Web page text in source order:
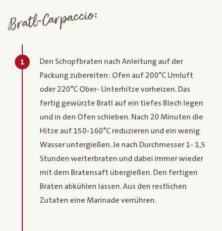
Bratl-Carpaccio:
1
Den Schopfbraten nach Anleitung auf der
Packung zubereiten: Ofen auf 200°C Umluft
oder 220°C Ober- Unterhitze vorheizen. Das
fertig gewürzte Bratl auf ein tiefes Blech legen
und in den Ofen schieben. Nach 20 Minuten die
Hitze auf 150-160°C reduzieren und ein wenig
Wasser untergießen. Je nach Durchmesser 1- 1,5
Stunden weiterbraten und dabei immer wieder
mit dem Bratensaft übergießen. Den fertigen
Braten abkühlen lassen. Aus den restlichen
Zutaten eine Marinade verrühren.